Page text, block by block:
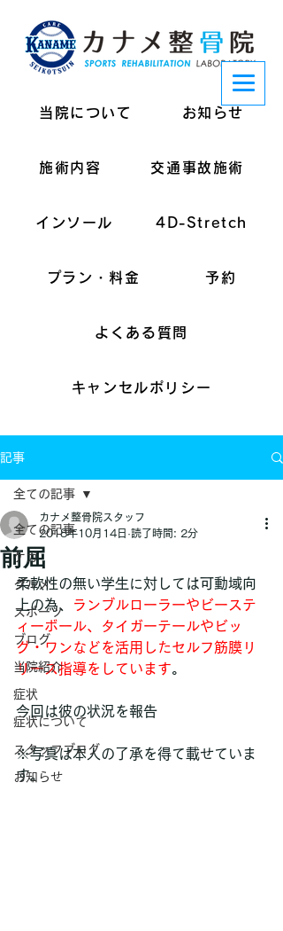
当院について お知らせ
施術内容 交通事故施術
インソール 4D-Stretch
プラン・料金 予約
よくある質問
キャンセルポリシー
記事
全ての記事
ケガ
グルメ
スポーツ
ブログ
当院紹介
症状
症状について
スタッフブログ
お知らせ
全ての記事
前屈
カナメ整骨院スタッフ
2018年10月14日 読了時間: 2分
柔軟性の無い学生に対しては可動域向
上の為、
ランブルローラーやビーステ
ィーボール、タイガーテールやビッ
グ・ワンなどを活用したセルフ筋膜リ
リース指導をしています。
今回は彼の状況を報告
※写真は本人の了承を得て載せていま
す。